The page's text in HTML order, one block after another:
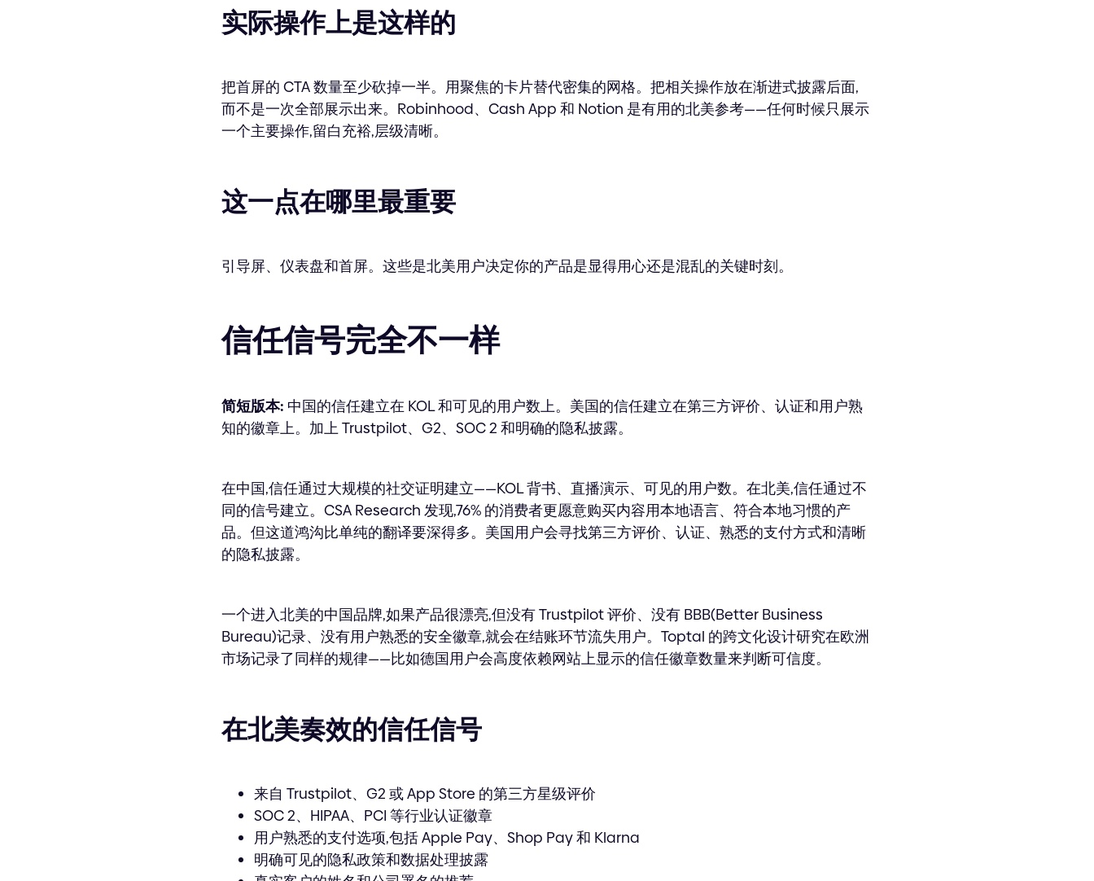
实际操作上是这样的
把首屏的 CTA 数量至少砍掉一半。用聚焦的卡片替代密集的网格。把相关操作放在渐进式披露后面,
而不是一次全部展示出来。Robinhood、Cash App 和 Notion 是有用的北美参考——任何时候只展示
一个主要操作,留白充裕,层级清晰。
这一点在哪里最重要
引导屏、仪表盘和首屏。这些是北美用户决定你的产品是显得用心还是混乱的关键时刻。
信任信号完全不一样
简短版本: 中国的信任建立在 KOL 和可见的用户数上。美国的信任建立在第三方评价、认证和用户熟
知的徽章上。加上 Trustpilot、G2、SOC 2 和明确的隐私披露。
在中国,信任通过大规模的社交证明建立——KOL 背书、直播演示、可见的用户数。在北美,信任通过不
同的信号建立。CSA Research 发现,76% 的消费者更愿意购买内容用本地语言、符合本地习惯的产
品。但这道鸿沟比单纯的翻译要深得多。美国用户会寻找第三方评价、认证、熟悉的支付方式和清晰
的隐私披露。
一个进入北美的中国品牌,如果产品很漂亮,但没有 Trustpilot 评价、没有 BBB(Better Business
Bureau)记录、没有用户熟悉的安全徽章,就会在结账环节流失用户。Toptal 的跨文化设计研究在欧洲
市场记录了同样的规律——比如德国用户会高度依赖网站上显示的信任徽章数量来判断可信度。
在北美奏效的信任信号
来自 Trustpilot、G2 或 App Store 的第三方星级评价
SOC 2、HIPAA、PCI 等行业认证徽章
用户熟悉的支付选项,包括 Apple Pay、Shop Pay 和 Klarna
明确可见的隐私政策和数据处理披露